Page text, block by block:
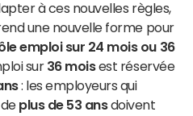
à ces nouvelles règles,
une nouvelle forme pour
emploi sur 24 mois ou 36
sur 36 moisest réservée
: les employeurs qui
plus de 53 ansdoivent